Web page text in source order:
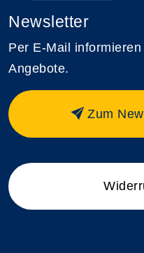
Newsletter
Per E-Mail
Angebote.
Zum